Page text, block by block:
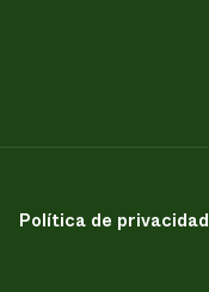
Política de privacidad